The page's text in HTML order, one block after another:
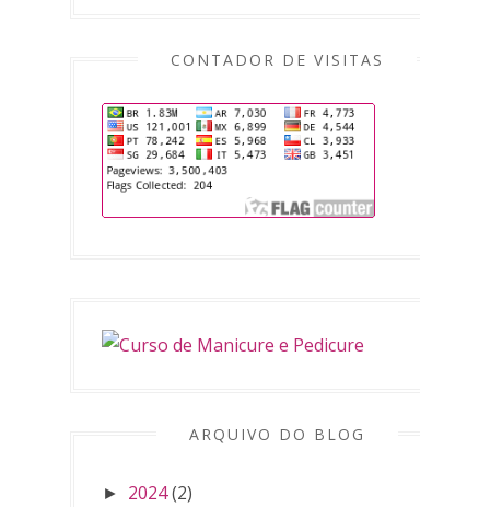
CONTADOR DE VISITAS
ARQUIVO DO BLOG
► 2024(2)